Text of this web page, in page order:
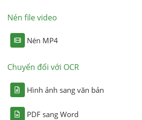
Nén file video
Nén MP4
Chuyển đổi với OCR
Hình ảnh sang văn bản
PDF sang Word